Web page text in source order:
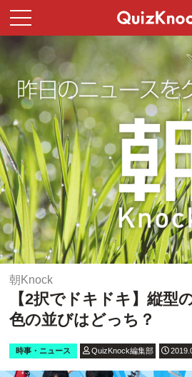
朝Knock
【2択でドキドキ】縦型
色の並びはどっち？
時事・ニュース QuizKnock編集部